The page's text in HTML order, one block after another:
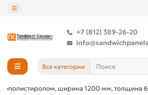
+7 (812) 389-26-20
Все категории
ширина 1200 мм, толщина